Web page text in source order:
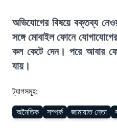
অভিযোগের বিষয়ে বক্তব্য
সঙ্গে মোবাইল ফোনে
কল কেটে দেন। পরে আবার
যায়।
ট্যাগসমূহ:
অনৈতিক সম্পর্ক জামায়াত নেতা